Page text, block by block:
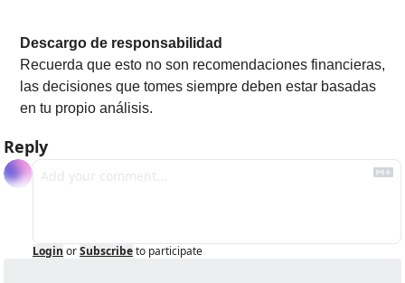
Descargo de responsabilidad
Recuerda que esto no son recomendaciones financieras,
las decisiones que tomes siempre deben estar basadas
en tu propio análisis.
Reply
Login orSubscribeto participate